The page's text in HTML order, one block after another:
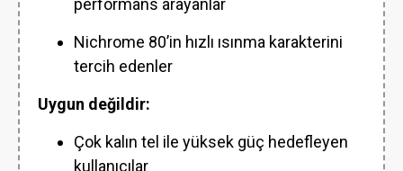
performans arayanlar
Nichrome 80’in hızlı ısınma karakterini
tercih edenler
Uygun değildir:
Çok kalın tel ile yüksek güç hedefleyen
kullanıcılar